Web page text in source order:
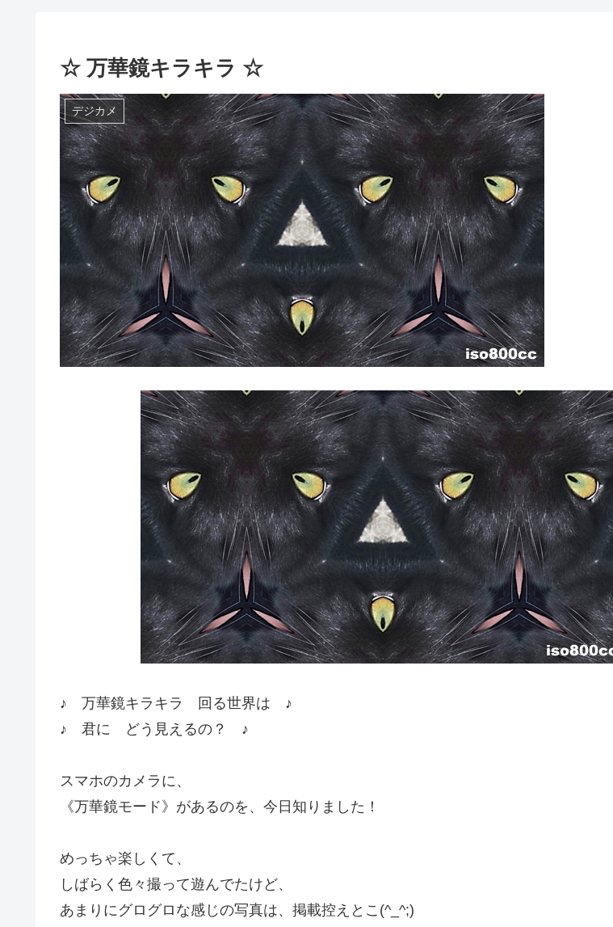
☆ 万華鏡キラキラ ☆
デジカメ
♪ 万華鏡キラキラ 回る世界は ♪
♪ 君に どう見えるの？ ♪
スマホのカメラに、
《万華鏡モード》があるのを、今日知りました！
めっちゃ楽しくて、
しばらく色々撮って遊んでたけど、
あまりにグログロな感じの写真は、掲載控えとこ(^_^;)